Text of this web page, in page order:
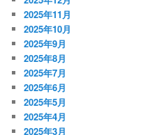
2025年11月
2025年10月
2025年9月
2025年8月
2025年7月
2025年6月
2025年5月
2025年4月
2025年3月